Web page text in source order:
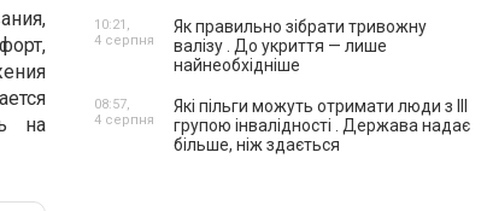
на
Як правильно зібрати тривожну
валізу . До укриття — лише
найнеобхідніше
10:21,
4 серпня
Які пільги можуть отримати люди з III
групою інвалідності . Держава надає
більше, ніж здається
08:57,
4 серпня